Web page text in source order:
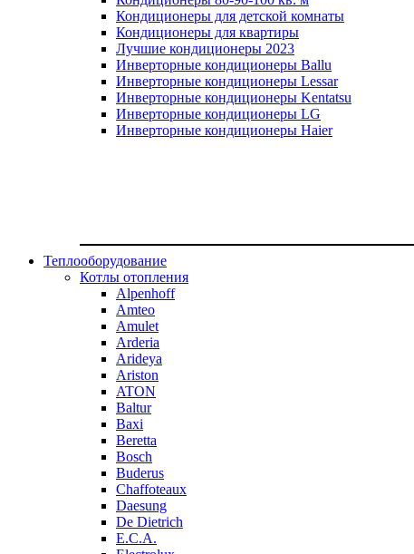
Кондиционеры для детской комнаты
Кондиционеры для квартиры
Лучшие кондиционеры 2023
Инверторные кондиционеры Ballu
Инверторные кондиционеры Lessar
Инверторные кондиционеры Kentatsu
Инверторные кондиционеры LG
Инверторные кондиционеры Haier
Теплооборудование
Котлы отопления
Alpenhoff
Amteo
Amulet
Arderia
Arideya
Ariston
ATON
Baltur
Baxi
Beretta
Bosch
Buderus
Chaffoteaux
Daesung
De Dietrich
E.C.A.